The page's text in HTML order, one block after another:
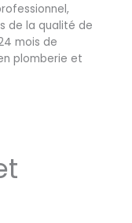
de la qualité de
mois de
plomberie et